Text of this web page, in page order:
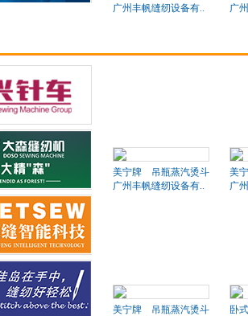
广州丰帆缝纫设备有.. 广
美宁牌 吊瓶蒸汽烫斗
广州丰帆缝纫设备有..
美
广
美宁牌 吊瓶蒸汽烫斗
卧